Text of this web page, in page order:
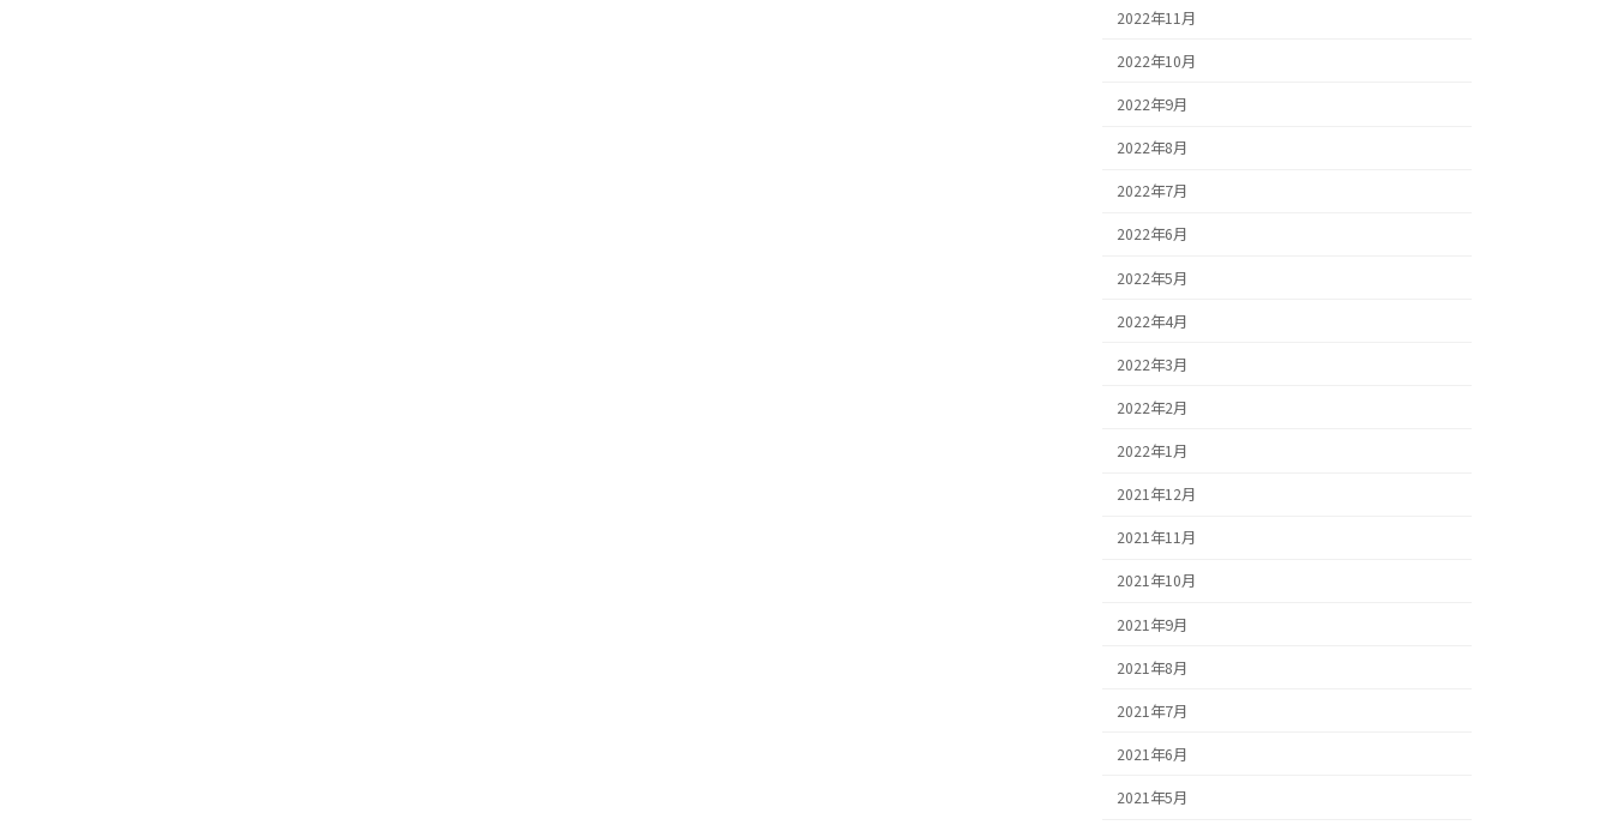
2022年11月
2022年10月
2022年9月
2022年8月
2022年7月
2022年6月
2022年5月
2022年4月
2022年3月
2022年2月
2022年1月
2021年12月
2021年11月
2021年10月
2021年9月
2021年8月
2021年7月
2021年6月
2021年5月